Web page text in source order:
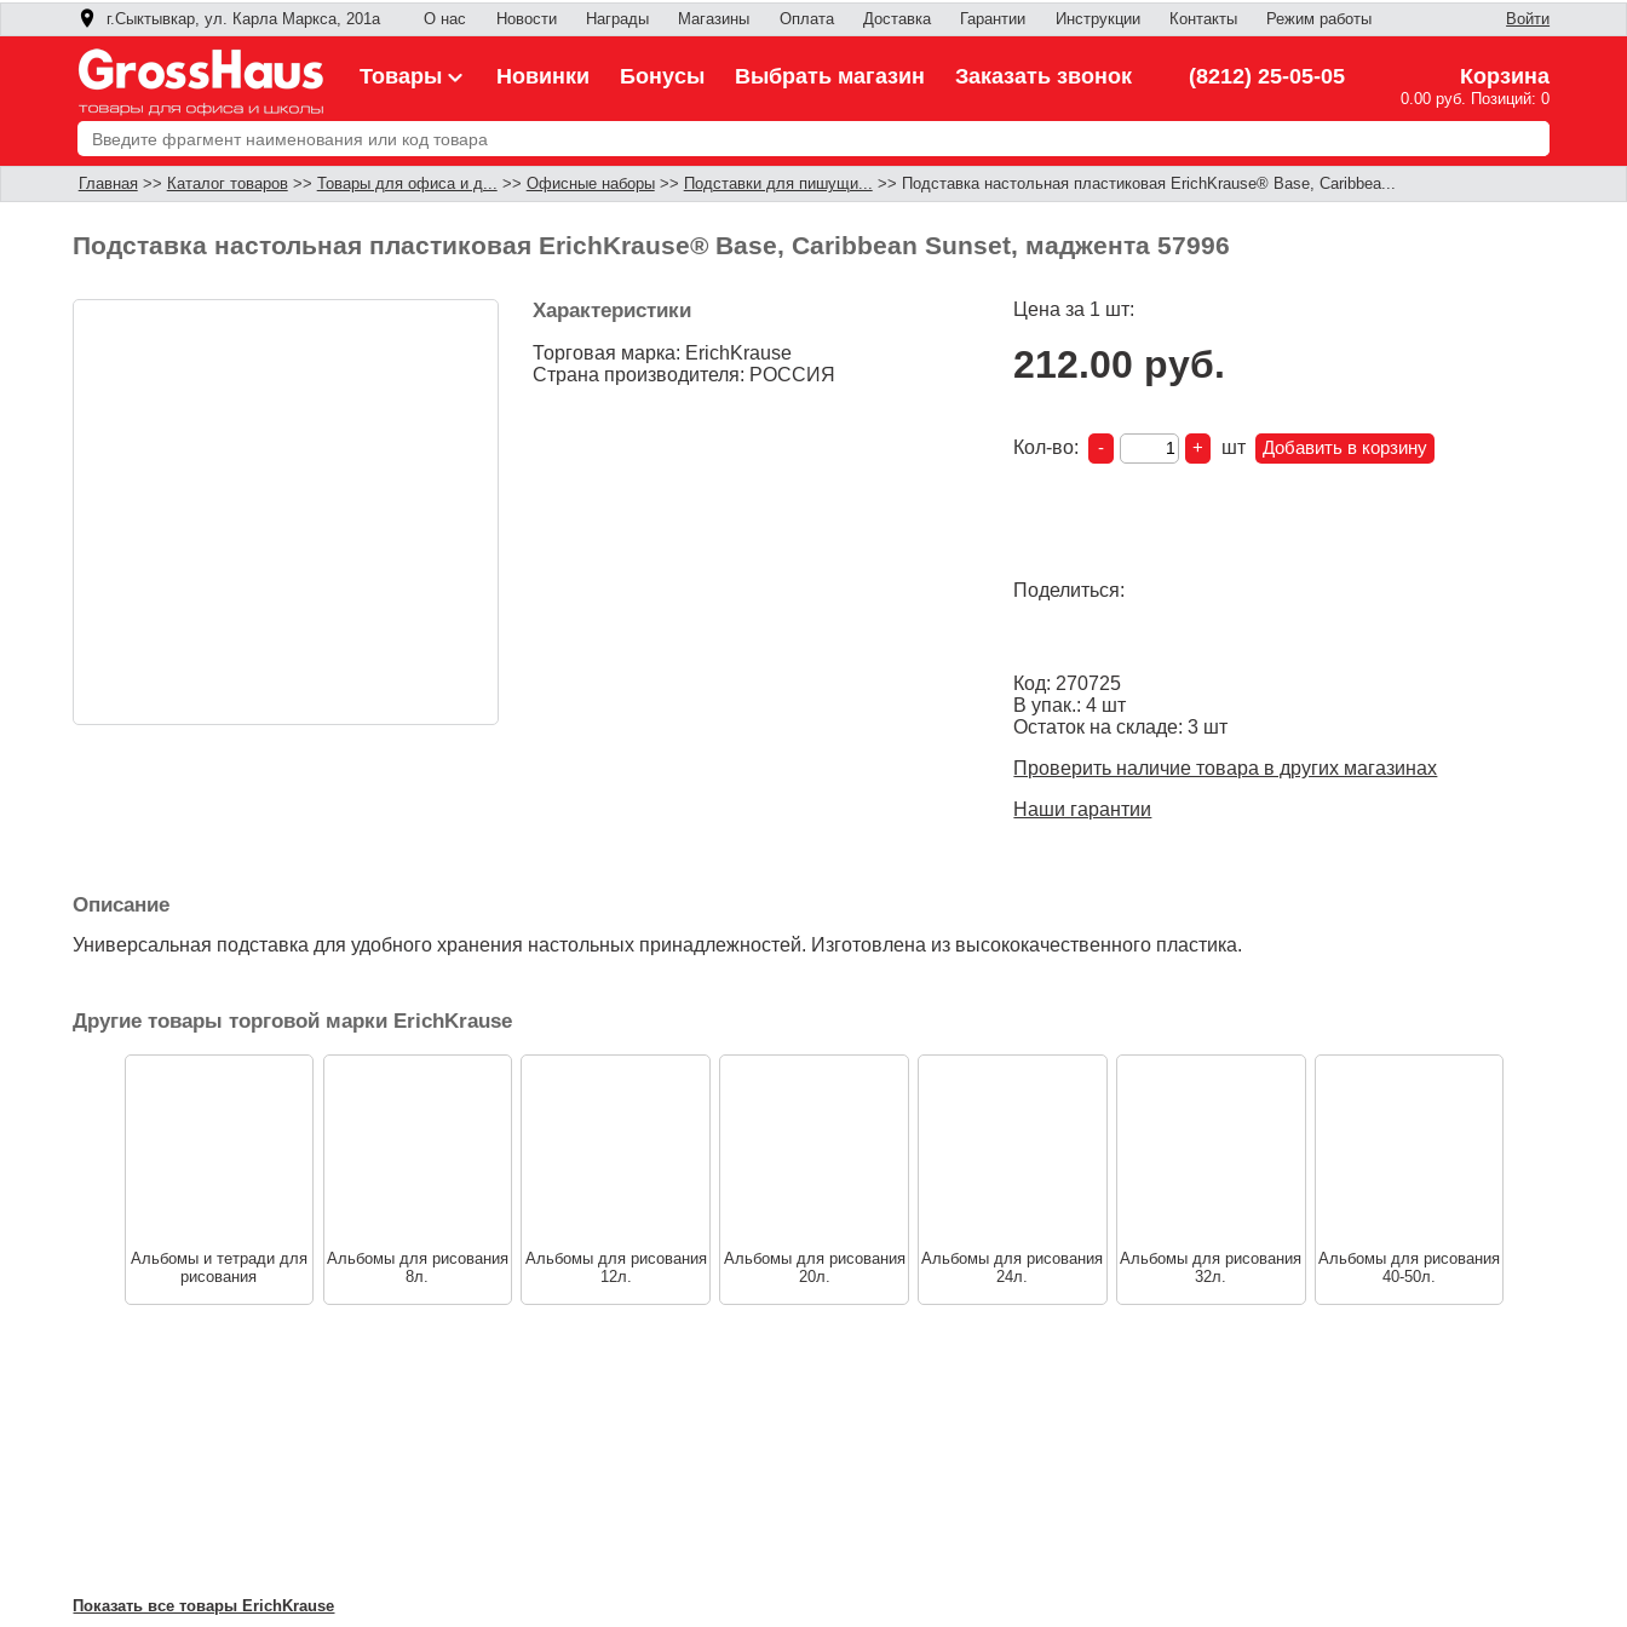
г.Сыктывкар, ул. Карла Маркса, 201а О нас Новости Награды Магазины Оплата Доставка Гарантии Инструкции Контакты Режим работы Войти
Товары Новинки Бонусы Выбрать магазин Заказать звонок (8212) 25-05-05 Корзина
0.00 руб. Позиций: 0
Главная>> Каталог товаров>> Товары для офиса и д... >> Офисные наборы>> Подставки для пишущи... >> Подставка настольная пластиковая ErichKrause® Base, Caribbea...
Подставка настольная пластиковая ErichKrause® Base, Caribbean Sunset, маджента 57996
Характеристики
Торговая марка: ErichKrause
Страна производителя: РОССИЯ
Цена за 1 шт:
212.00 руб.
Кол-во: шт
Поделиться:
Код: 270725
В упак.: 4 шт
Остаток на складе: 3 шт
Проверить наличие товара в других магазинах
Наши гарантии
Описание
Универсальная подставка для удобного хранения настольных принадлежностей. Изготовлена из высококачественного пластика.
Другие товары торговой марки ErichKrause
Альбомы и тетради для
рисования
Альбомы для рисования
8л.
Альбомы для рисования
12л.
Альбомы для рисования
20л.
Альбомы для рисования
24л.
Альбомы для рисования
32л.
Альбомы для рисования
40-50л.
Показать все товары ErichKrause